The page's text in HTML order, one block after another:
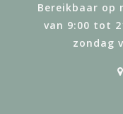
Bereikbaar op
van 9:00 tot
zondag